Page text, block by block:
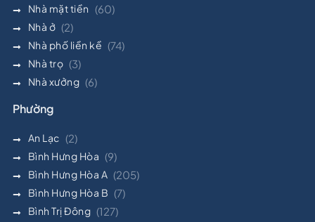
Nhà mặt tiền (60)
Nhà ở (2)
Nhà phố liền kề (74)
Nhà trọ (3)
Nhà xưởng (6)
Phường
An Lạc (2)
Bình Hưng Hòa (9)
Bình Hưng Hòa A (205)
Bình Hưng Hòa B (7)
Bình Trị Đông (127)